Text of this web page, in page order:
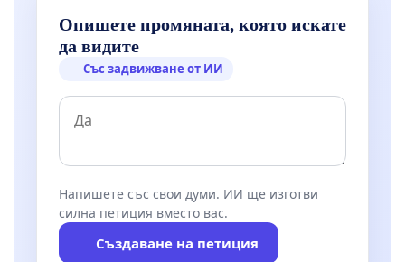
Опишете промяната, която искате
да видите
Със задвижване от ИИ
Напишете със свои думи. ИИ ще изготви
силна петиция вместо вас.
Създаване на петиция